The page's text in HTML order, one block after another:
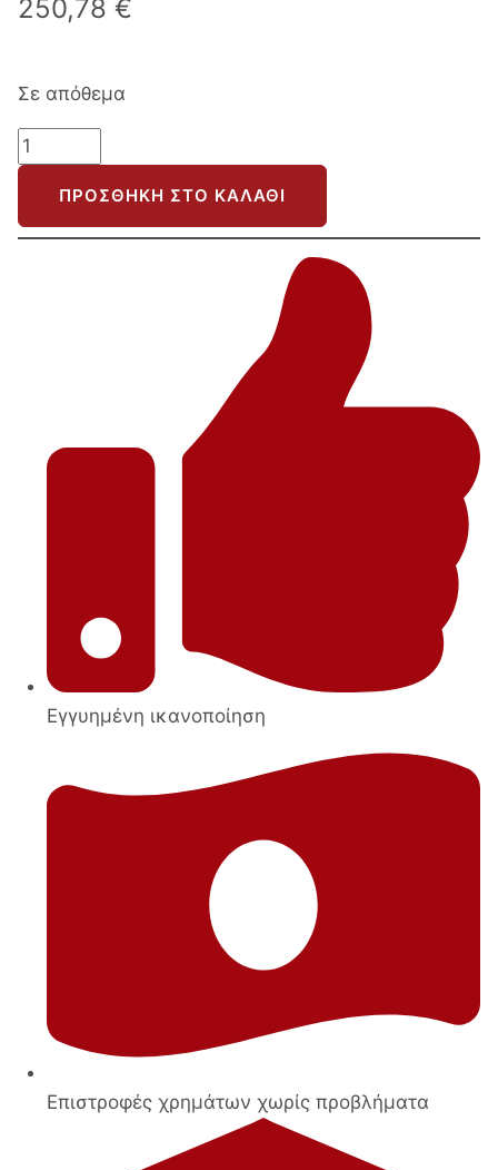
250,78 €
Σε απόθεμα
ΤΡΑΠΕΖΙ
ΣΑΛΟΝΙΟΥ
MONTANA
HM8166.21
115x65x45Yεκ
ποσότητα
ΠΡΟΣΘΉΚΗ ΣΤΟ ΚΑΛΆΘΙ
Εγγυημένη ικανοποίηση
Επιστροφές χρημάτων χωρίς προβλήματα